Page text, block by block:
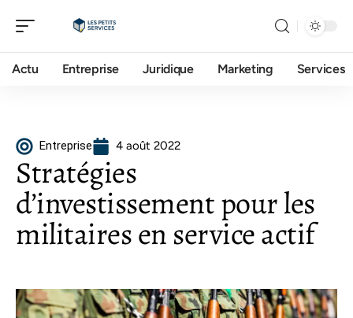
Actu Entreprise Juridique Marketing Services
Entreprise 4 août 2022
Stratégies
d’investissement pour les
militaires en service actif